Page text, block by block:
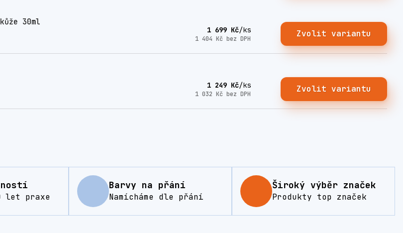
30ml
1 699 Kč/ks
1 404 Kč bez DPH Zvolit variantu
1 249 Kč/ks
1 032 Kč bez DPH Zvolit variantu
let praxe
Barvy na přání
Namícháme dle přání
Široký výběr značek
Produkty top značek